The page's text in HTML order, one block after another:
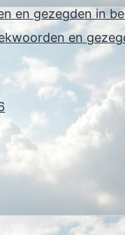
en gezegden in
en